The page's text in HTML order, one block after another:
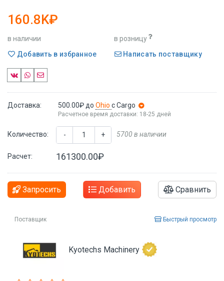
160.8K₽
в наличии
в розницу
Добавить в избранное
Написать поставщику
Доставка: 500.00₽ до Ohio с Cargo
Расчетное время доставки: 18-25 дней
Количество: - + 5700 в наличии
Расчет: 161300.00₽
Запросить Добавить Сравнить
Поставщик Быстрый просмотр
Kyotechs Machinery